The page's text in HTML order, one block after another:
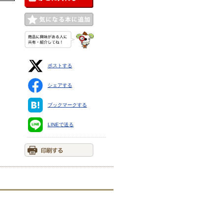
ポストする
シェアする
ブックマークする
LINEで送る